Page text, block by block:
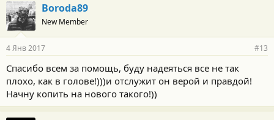
Boroda89
New Member
4 Янв 2017 #13
Спасибо всем за помощь, буду надеяться все не так
плохо, как в голове!)))и отслужит он верой и правдой!
Начну копить на нового такого!))